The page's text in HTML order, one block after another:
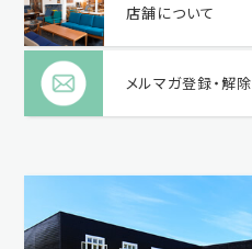
店舗について
メルマガ登録・解除